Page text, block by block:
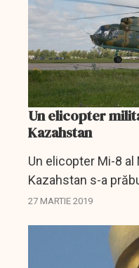
Un elicopter
Kazahstan
Un elicopter Mi-8
Kazahstan s-a
Kizilordinsk din
27 MARTIE 2019